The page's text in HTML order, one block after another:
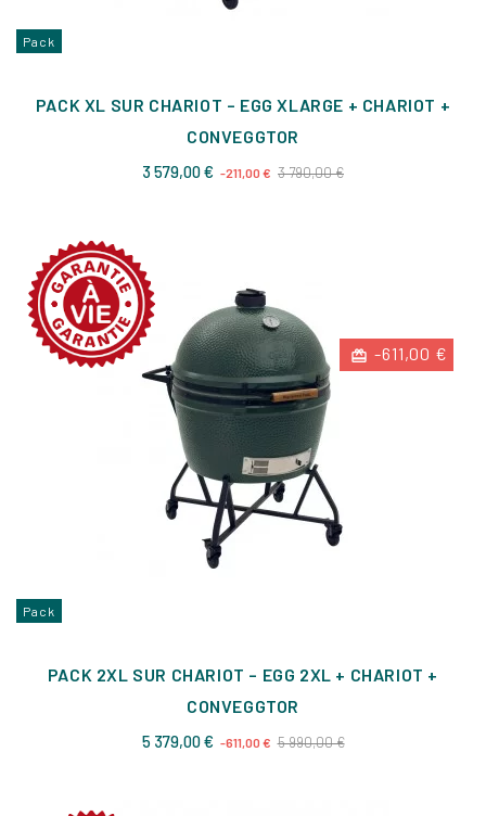
Pack
PACK XL SUR CHARIOT – EGG XLARGE + CHARIOT +
CONVEGGTOR
3 579,00 € Prix
-211,00 € 3 790,00 €Prix
-611,00 €
Pack
PACK 2XL SUR CHARIOT – EGG 2XL + CHARIOT +
CONVEGGTOR
5 379,00 € Prix
-611,00 € 5 990,00 €Prix